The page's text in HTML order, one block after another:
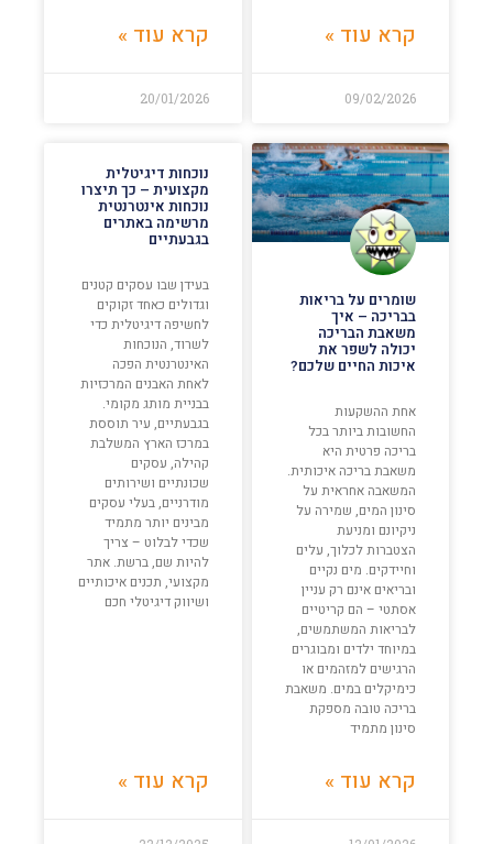
קרא עוד »
09/02/2026
קרא עוד »
20/01/2026
שומרים על בריאות
בבריכה – איך
משאבת הבריכה
יכולה לשפר את
איכות החיים שלכם?
אחת ההשקעות
החשובות ביותר בכל
בריכה פרטית היא
משאבת בריכה איכותית.
המשאבה אחראית על
סינון המים, שמירה על
ניקיונם ומניעת
הצטברות לכלוך, עלים
וחיידקים. מים נקיים
ובריאים אינם רק עניין
אסתטי – הם קריטיים
לבריאות המשתמשים,
במיוחד ילדים ומבוגרים
הרגישים למזהמים או
כימיקלים במים. משאבת
בריכה טובה מספקת
סינון מתמיד
קרא עוד »
נוכחות דיגיטלית
מקצועית – כך תיצרו
נוכחות אינטרנטית
מרשימה באתרים
בגבעתיים
בעידן שבו עסקים קטנים
וגדולים כאחד זקוקים
לחשיפה דיגיטלית כדי
לשרוד, הנוכחות
האינטרנטית הפכה
לאחת האבנים המרכזיות
בבניית מותג מקומי.
בגבעתיים, עיר תוססת
במרכז הארץ המשלבת
קהילה, עסקים
שכונתיים ושירותים
מודרניים, בעלי עסקים
מבינים יותר מתמיד
שכדי לבלוט – צריך
להיות שם, ברשת. אתר
מקצועי, תכנים איכותיים
ושיווק דיגיטלי חכם
קרא עוד »